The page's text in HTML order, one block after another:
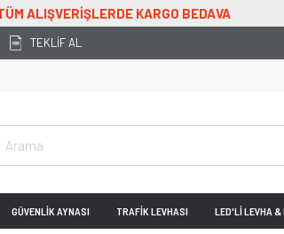
TEKLİF AL
GÜVENLİK AYNASI TRAFİK LEVHASI LED'Lİ LEVHA &